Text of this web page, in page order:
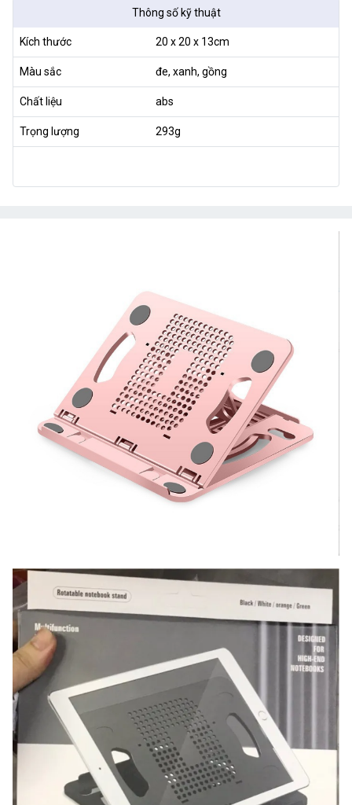
Thông số kỹ thuật
Kích thước 20 x 20 x 13cm
Màu sắc đe, xanh, gồng
Chất liệu abs
Trọng lượng 293g